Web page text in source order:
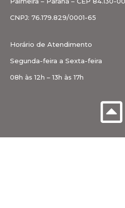
CNPJ: 76.179.829/0001-65
Horário de Atendimento
Segunda-feira a Sexta-feira
08h às 12h – 13h às 17h